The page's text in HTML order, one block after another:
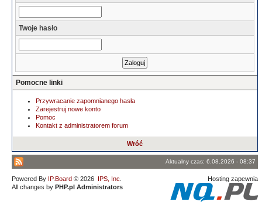
Twoje hasło
Pomocne linki
Przywracanie zapomnianego hasła
Zarejestruj nowe konto
Pomoc
Kontakt z administratorem forum
Wróć
Aktualny czas: 6.08.2026 - 08:37
Powered By IP.Board © 2026 IPS, Inc
All changes by PHP.pl Administrators
Hosting zapewnia